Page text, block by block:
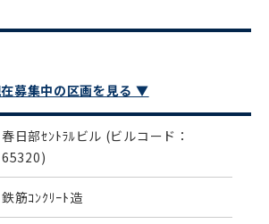
募集中の区画を見る ▼
春日部ｾﾝﾄﾗﾙビル (ビルコード：
65320)
鉄筋ｺﾝｸﾘｰﾄ造